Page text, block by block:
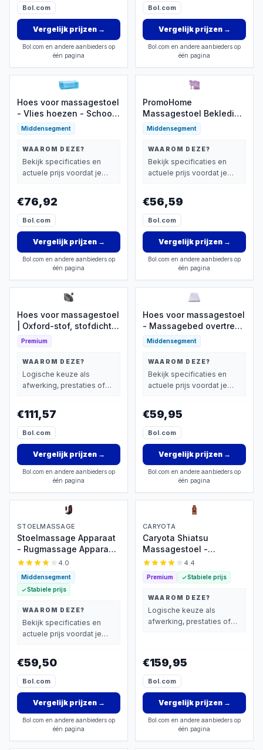
Bol.com
Vergelijk prijzen→
Bol.com en andere aanbieders op
één pagina
Bol.com
Vergelijk prijzen→
Bol.com en andere aanbieders op
één pagina
Hoes voor massagestoel
- Vlies hoezen - Schoon
en hygiënisch werken -
Met handige gaten - 80
x 180 cm
Middensegment
WAAROM DEZE?
Bekijk specificaties en
actuele prijs voordat je
€76,92
Bol.com
Vergelijk prijzen→
Bol.com en andere aanbieders op
één pagina
PromoHome
Massagestoel Bekleding
Set - 3-delige
Microvezel Hoes voor
Comfortabele
Behandelingen
Middensegment
WAAROM DEZE?
Bekijk specificaties en
actuele prijs voordat je
€56,59
Bol.com
Vergelijk prijzen→
Bol.com en andere aanbieders op
één pagina
Hoes voor massagestoel
| Oxford-stof, stofdichte
hoes - krasbestendige
met rits - voor meubels,
kantoor, thuis, spa,
kamer, slaapkamer,
lounge, kliniek
Premium
WAAROM DEZE?
Logische keuze als
afwerking, prestaties of
€111,57
Bol.com
Vergelijk prijzen→
Bol.com en andere aanbieders op
één pagina
Hoes voor massagestoel
- Massagebed overtrek -
Wellness en spa - Anti-
slip oppervlak - 80 x 190
cm - Zoals afgebeeld
Middensegment
WAAROM DEZE?
Bekijk specificaties en
actuele prijs voordat je
€59,95
Bol.com
Vergelijk prijzen→
Bol.com en andere aanbieders op
één pagina
STOELMASSAGE
Stoelmassage Apparaat
- Rugmassage Apparaat
- Rugmassage Stoel -
Infrarood Verwarming -
Massage -
Pijnbestrijding
4.0
Middensegment
Stabiele prijs
WAAROM DEZE?
Bekijk specificaties en
actuele prijs voordat je
€59,50
Bol.com
Vergelijk prijzen→
Bol.com en andere aanbieders op
één pagina
CARYOTA
Caryota Shiatsu
Massagestoel -
Massage Apparaat -
Massagekussen met
Infrarood Warmte - 2-
delig - Been
4.4
Premium Stabiele prijs
WAAROM DEZE?
Logische keuze als
afwerking, prestaties of
€159,95
Bol.com
Vergelijk prijzen→
Bol.com en andere aanbieders op
één pagina